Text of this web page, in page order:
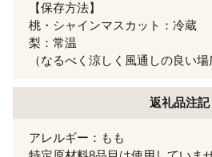
【保存方法】
桃・シャインマスカット：冷蔵
梨：常温
（なるべく涼しく風通しの良い
返礼品注記
アレルギー：もも